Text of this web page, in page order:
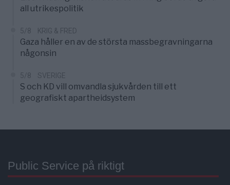
all utrikespolitik
5/8 KRIG & FRED
Gaza håller en av de största massbegravningarna
någonsin
5/8 SVERIGE
S och KD vill omvandla sjukvården till ett
geografiskt apartheidsystem
Public Service på riktigt